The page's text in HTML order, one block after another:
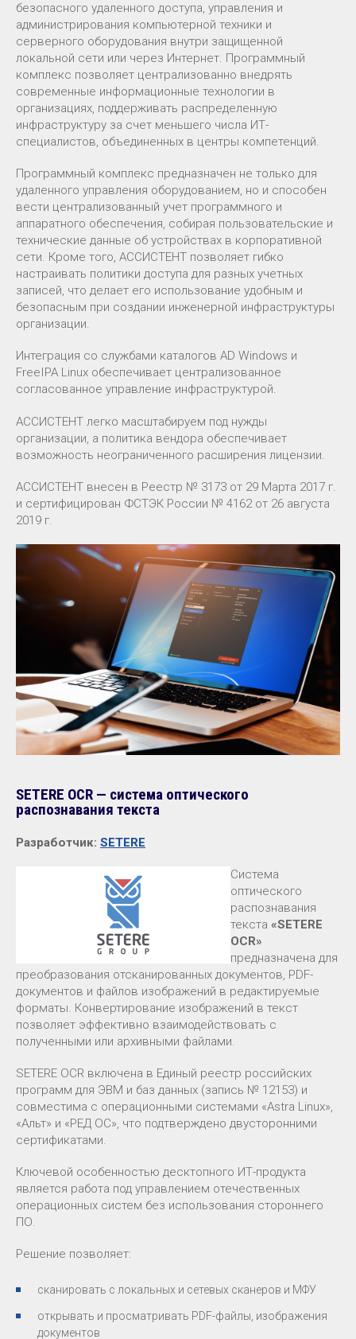
безопасного удаленного доступа, управления и
администрирования компьютерной техники и
серверного оборудования внутри защищенной
локальной сети или через Интернет. Программный
комплекс позволяет централизованно внедрять
современные информационные технологии в
организациях, поддерживать распределенную
инфраструктуру за счет меньшего числа ИТ-
специалистов, объединенных в центры компетенций.
Программный комплекс предназначен не только для
удаленного управления оборудованием, но и способен
вести централизованный учет программного и
аппаратного обеспечения, собирая пользовательские и
технические данные об устройствах в корпоративной
сети. Кроме того, АССИСТЕНТ позволяет гибко
настраивать политики доступа для разных учетных
записей, что делает его использование удобным и
безопасным при создании инженерной инфраструктуры
организации.
Интеграция со службами каталогов AD Windows и
FreeIPA Linux обеспечивает централизованное
согласованное управление инфраструктурой.
АССИСТЕНТ легко масштабируем под нужды
организации, а политика вендора обеспечивает
возможность неограниченного расширения лицензии.
АССИСТЕНТ внесен в Реестр № 3173 от 29 Марта 2017 г.
и сертифицирован ФСТЭК России № 4162 от 26 августа
2019 г.
SETERE OCR — система оптического
распознавания текста
Разработчик: SETERE
Система
оптического
распознавания
текста «SETERE
OCR»
предназначена для
преобразования отсканированных документов, PDF-
документов и файлов изображений в редактируемые
форматы. Конвертирование изображений в текст
позволяет эффективно взаимодействовать с
полученными или архивными файлами.
SETERE OCR включена в Единый реестр российских
программ для ЭВМ и баз данных (запись № 12153) и
совместима с операционными системами «Astra Linux»,
«Альт» и «РЕД ОС», что подтверждено двусторонними
сертификатами.
Ключевой особенностью десктопного ИТ-продукта
является работа под управлением отечественных
операционных систем без использования стороннего
ПО.
Решение позволяет:
сканировать с локальных и сетевых сканеров и МФУ
открывать и просматривать PDF-файлы, изображения
документов